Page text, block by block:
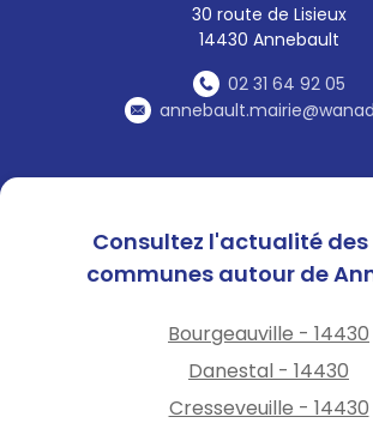
30 route de Lisieux
14430 Annebault
02 31 64 92 05
Consultez l'actualité
communes autour de
Bourgeauville - 14430
Danestal - 14430
Cresseveuille - 14430